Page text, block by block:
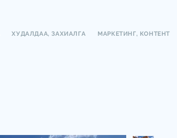
ХУДАЛДАА, ЗАХИАЛГА МАРКЕТИНГ, КОНТЕНТ